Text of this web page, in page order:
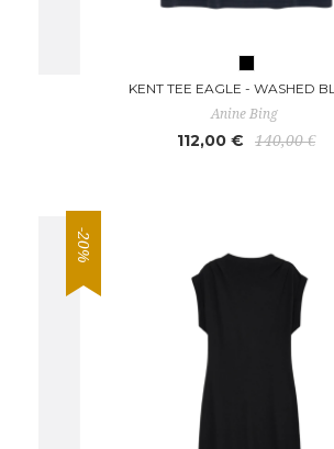
KENT TEE EAGLE - WASHED
Anine Bing
112,00 € 140,00 €
-20%